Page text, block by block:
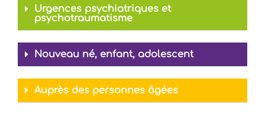
Urgences psychiatriques et
psychotraumatisme
Nouveau né, enfant, adolescent
Auprès des personnes âgées